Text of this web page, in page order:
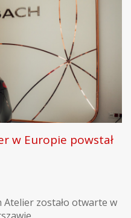
w Europie powstał
Atelier zostało otwarte w